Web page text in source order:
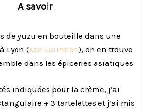
A savoir
de yuzu en bouteille dans une
Lyon (Ace Gourmet ), on en trouve
dans les épiceries asiatiques
indiquées pour la crème, j’ai
+ 3 tartelettes et j’ai mis